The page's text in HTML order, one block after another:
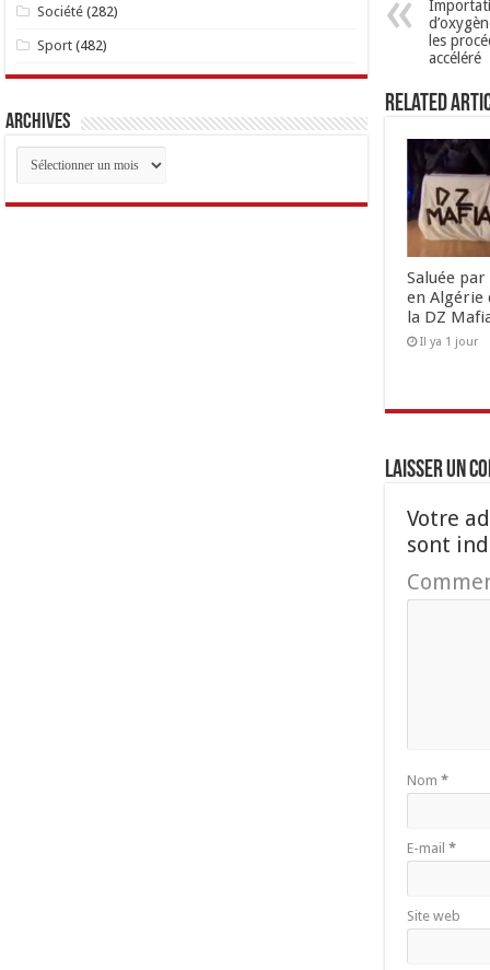
les
accéléré
Related
Saluée
en Algérie
la DZ
Il ya 1 jour
Laisser un
Votre
sont
Nom *
E-mail *
Site web
Société (282)
Sport (482)
Archives
Archives